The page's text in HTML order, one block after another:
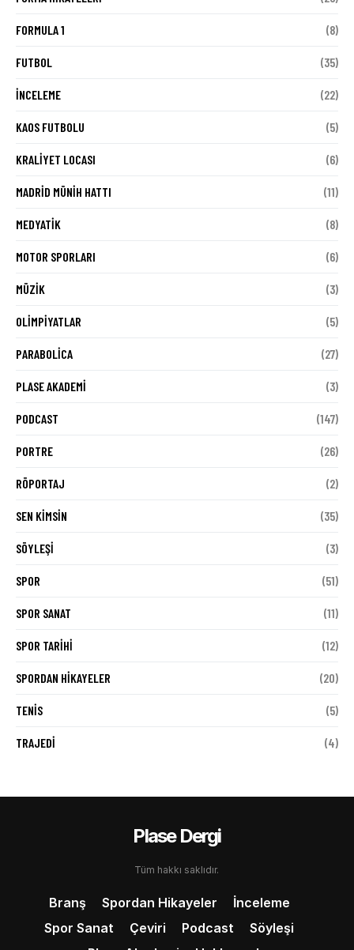
FORMULA 1 (8)
FUTBOL (35)
İNCELEME (22)
KAOS FUTBOLU (5)
KRALIYET LOCASI (6)
MADRID MÜNIH HATTI (11)
MEDYATIK (8)
MOTOR SPORLARI (6)
MÜZIK (3)
OLIMPIYATLAR (5)
PARABOLICA (27)
PLASE AKADEMI (3)
PODCAST (147)
PORTRE (26)
RÖPORTAJ (2)
SEN KIMSIN (35)
SÖYLEŞI (3)
SPOR (51)
SPOR SANAT (11)
SPOR TARIHI (12)
SPORDAN HIKAYELER (20)
TENIS (5)
TRAJEDI (4)
Plase Dergi
Tüm hakkı saklıdır.
Branş Spordan Hikayeler
İnceleme
Spor Sanat
Çeviri Podcast
Söyleşi